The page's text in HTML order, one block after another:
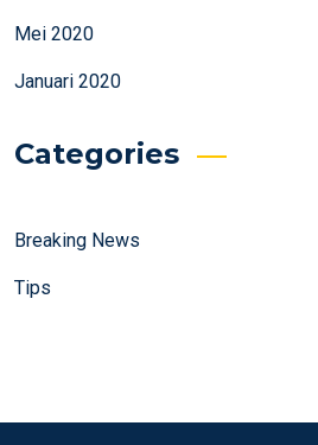
Mei 2020
Januari 2020
Categories
Breaking News
Tips